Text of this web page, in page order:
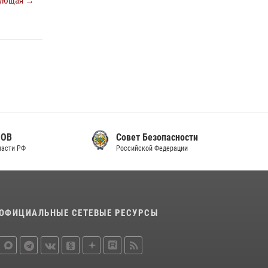
Росгвардии Героя России генерала армии
Виктора Золотова с заместителем
Российской Федерации в Северо-Кавказском
Совет Безопасности
Российской Федерации
СЕТЕВЫЕ РЕСУРСЫ